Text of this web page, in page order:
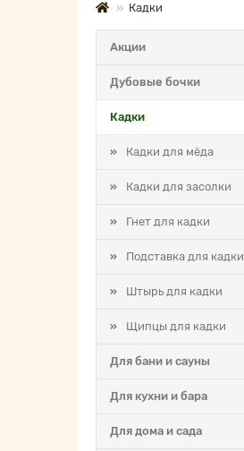
Кадки
Акции
Дубовые бочки
Кадки
Кадки для мёда
Кадки для засолки
Гнет для кадки
Подставка для кадки
Штырь для кадки
Щипцы для кадки
Для бани и сауны
Для кухни и бара
Для дома и сада